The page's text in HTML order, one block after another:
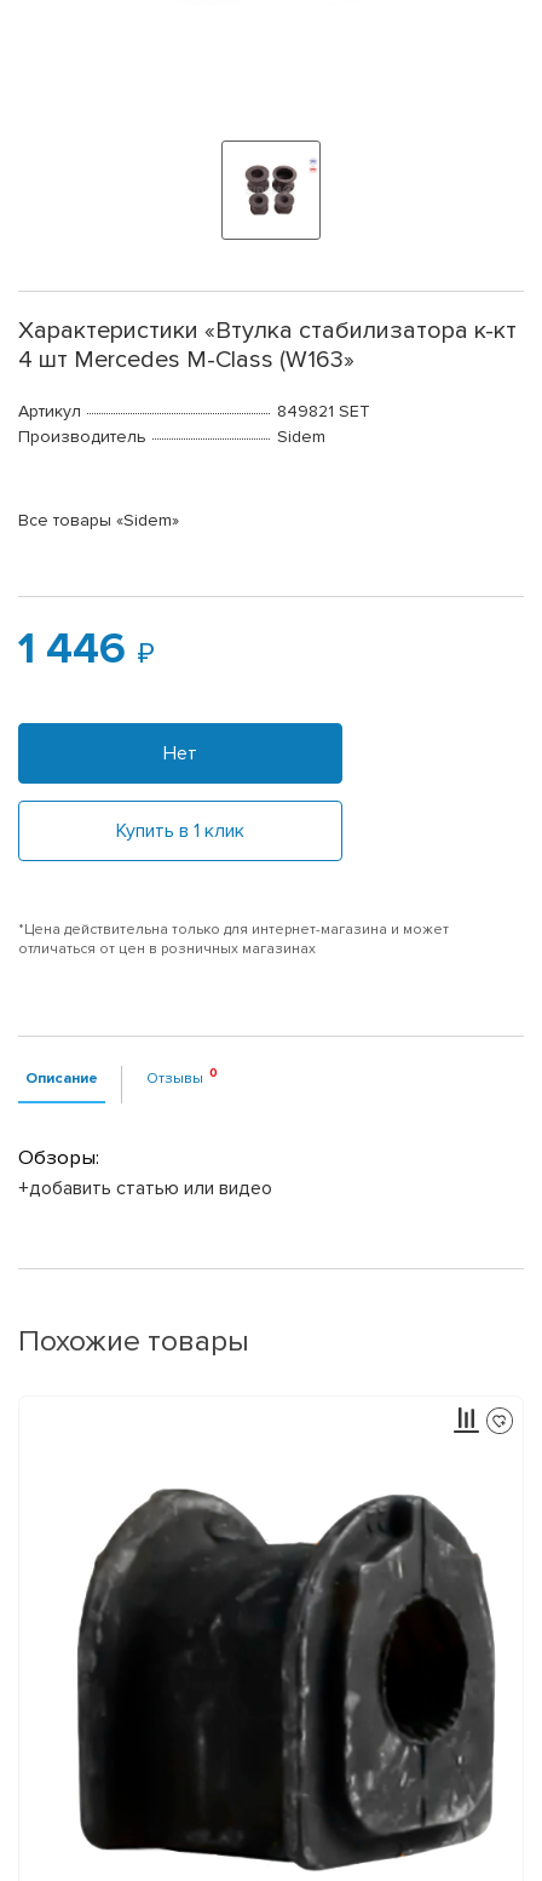
Характеристики «Втулка стабилизатора к-кт
4 шт Mercedes M-Class (W163»
Артикул
849821 SET
Производитель
Sidem
Все товары «Sidem»
1 446
Нет
Купить в 1 клик
*Цена действительна только для интернет-магазина и может
отличаться от цен в розничных магазинах
Описание Отзывы
Обзоры:
+добавить статью или видео
Похожие товары